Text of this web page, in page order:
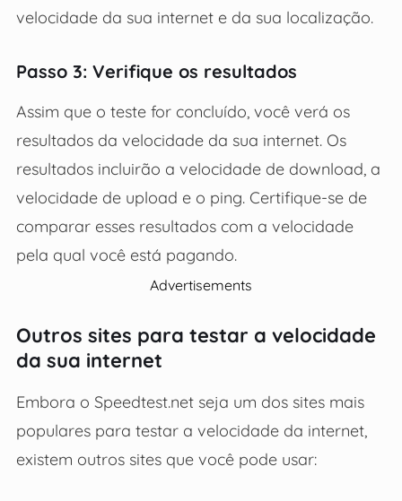
velocidade da sua internet e da sua localização.
Passo 3: Verifique os resultados
Assim que o teste for concluído, você verá os
resultados da velocidade da sua internet. Os
resultados incluirão a velocidade de download, a
velocidade de upload e o ping. Certifique-se de
comparar esses resultados com a velocidade
pela qual você está pagando.
Advertisements
Outros sites para testar a velocidade
da sua internet
Embora o Speedtest.net seja um dos sites mais
populares para testar a velocidade da internet,
existem outros sites que você pode usar: